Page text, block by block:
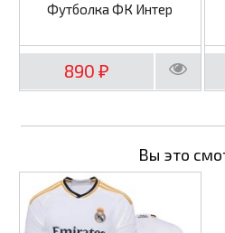
Футболка ФК Интер
890 ₽
Вы это